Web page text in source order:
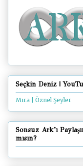
Seçkin Deniz |
Mıra | Öznel Şeyler
Sonsuz Ark'ı
mısın?